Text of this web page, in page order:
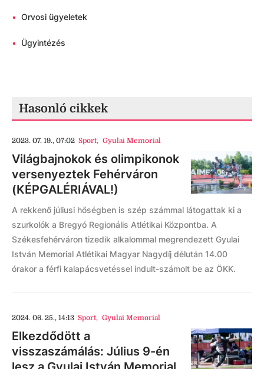
• Orvosi ügyeletek
• Ügyintézés
Hasonló cikkek
2023. 07. 19., 07:02 Sport, Gyulai Memorial
Világbajnokok és olimpikonok
versenyeztek Fehérváron
(KÉPGALÉRIÁVAL!)
A rekkenő júliusi hőségben is szép számmal látogattak ki a
szurkolók a Bregyó Regionális Atlétikai Központba. A
Székesfehérváron tizedik alkalommal megrendezett Gyulai
István Memorial Atlétikai Magyar Nagydíj délután 14.00
órakor a férfi kalapácsvetéssel indult-számolt be az ÖKK.
2024. 06. 25., 14:13 Sport, Gyulai Memorial
Elkezdődött a
visszaszámálás: Július 9-én